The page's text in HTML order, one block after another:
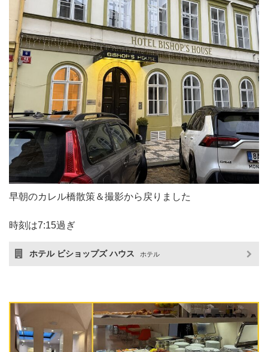
早朝のカレル橋散策＆撮影から戻りました
時刻は7:15過ぎ
ホテル ビショップズ ハウス ホテル